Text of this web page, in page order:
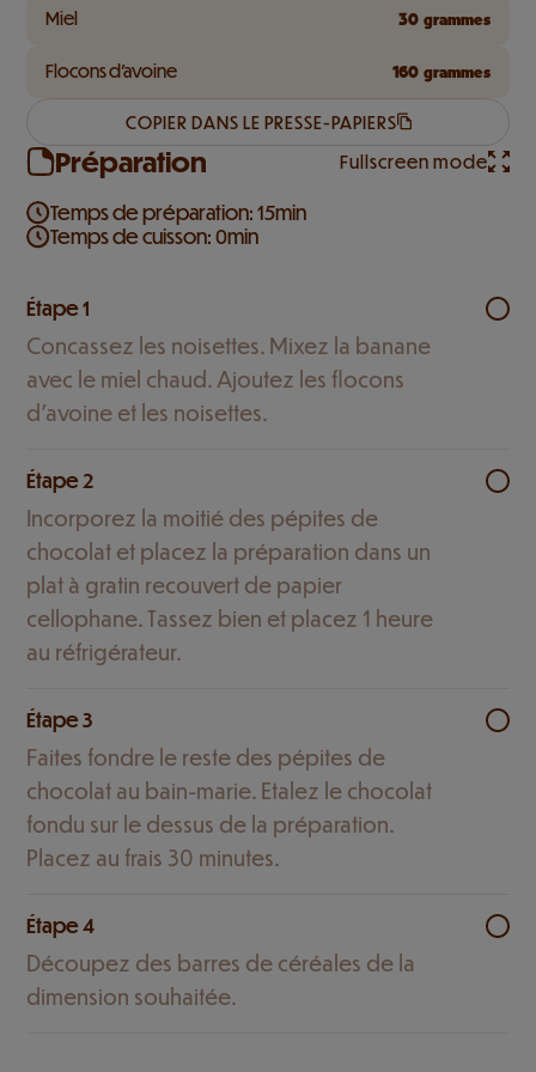
Miel 30 grammes
Flocons d'avoine 160 grammes
COPIER DANS LE PRESSE-PAPIERS
Préparation Fullscreen mode
Temps de préparation: 15min
Temps de cuisson: 0min
Étape 1
Concassez les noisettes. Mixez la banane
avec le miel chaud. Ajoutez les flocons
d'avoine et les noisettes.
Étape 2
Incorporez la moitié des pépites de
chocolat et placez la préparation dans un
plat à gratin recouvert de papier
cellophane. Tassez bien et placez 1 heure
au réfrigérateur.
Étape 3
Faites fondre le reste des pépites de
chocolat au bain-marie. Etalez le chocolat
fondu sur le dessus de la préparation.
Placez au frais 30 minutes.
Étape 4
Découpez des barres de céréales de la
dimension souhaitée.